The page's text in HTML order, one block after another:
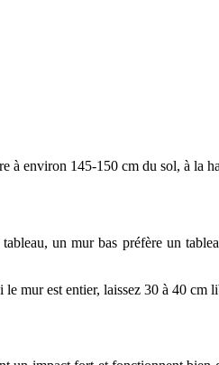
à environ 145-150 cm du sol, à la
un mur bas préfère un
mur est entier, laissez 30 à 40 cm